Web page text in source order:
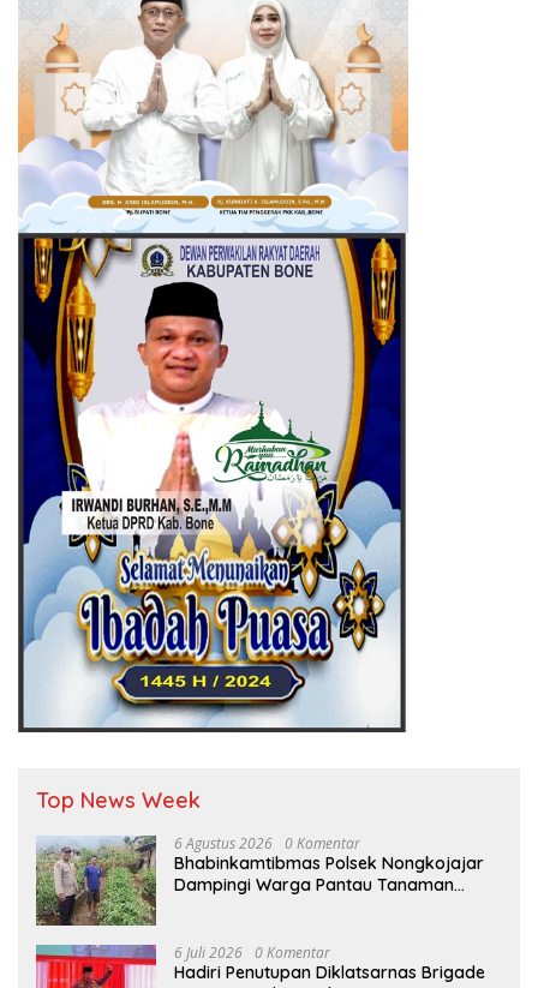
Top News Week
6 Agustus 2026 0 Komentar
Bhabinkamtibmas Polsek Nongkojajar
Dampingi Warga Pantau Tanaman
6 Juli 2026 0 Komentar
Hadiri Penutupan Diklatsarnas Brigade